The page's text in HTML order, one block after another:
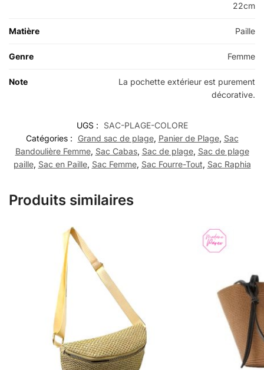
22cm
Matière Paille
Genre Femme
Note
La pochette extérieur est purement
décorative.
UGS :
SAC-PLAGE-COLORE
Catégories :
Grand sac de plage, Panier de Plage, Sac
Bandoulière Femme, Sac Cabas, Sac de plage, Sac de plage
paille, Sac en Paille, Sac Femme, Sac Fourre-Tout, Sac Raphia
Produits similaires